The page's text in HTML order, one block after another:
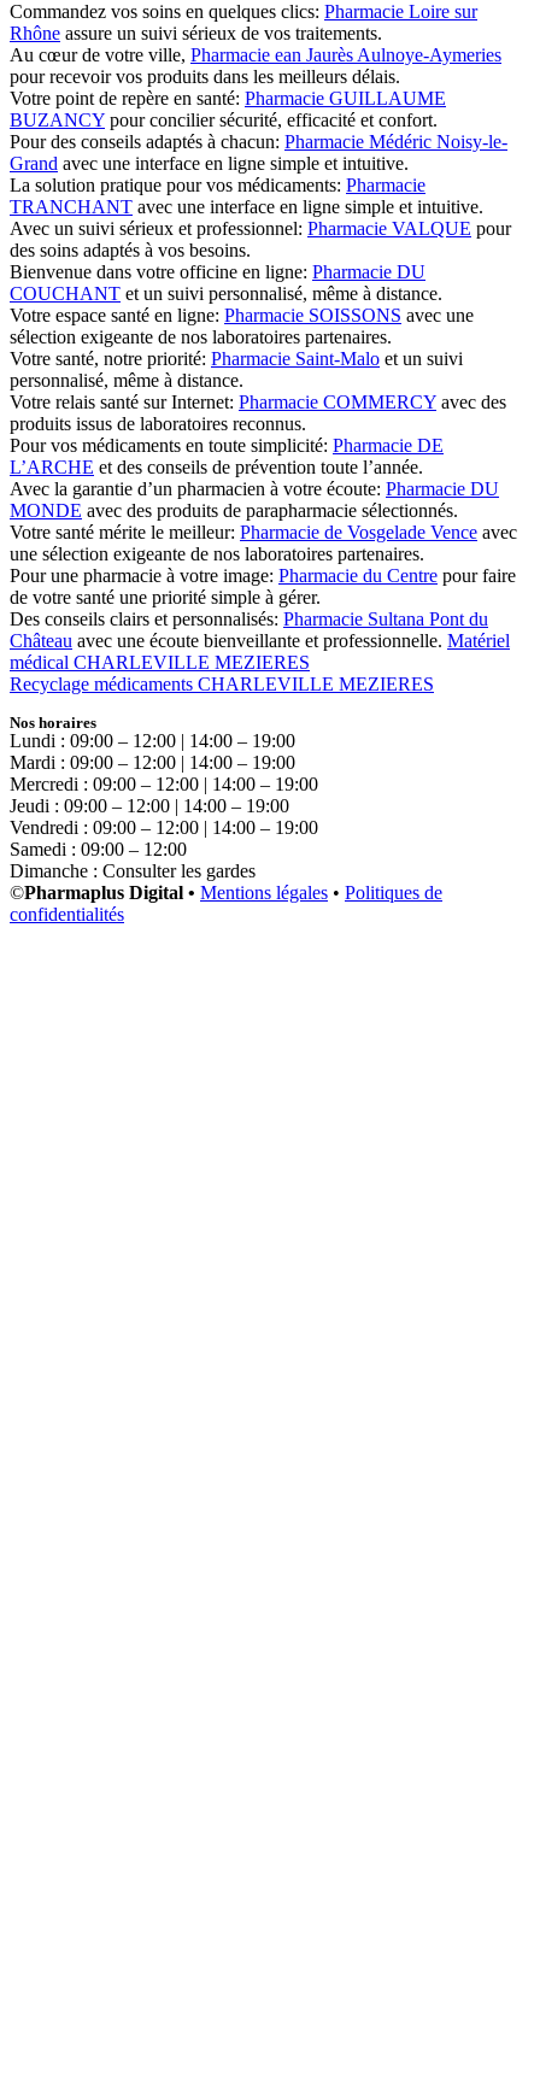
Commandez vos soins en quelques clics: Pharmacie Loire sur
Rhône assure un suivi sérieux de vos traitements.
Au cœur de votre ville, Pharmacie ean Jaurès Aulnoye-Aymeries
pour recevoir vos produits dans les meilleurs délais.
Votre point de repère en santé: Pharmacie GUILLAUME
BUZANCY pour concilier sécurité, efficacité et confort.
Pour des conseils adaptés à chacun: Pharmacie Médéric Noisy-le-
Grand avec une interface en ligne simple et intuitive.
La solution pratique pour vos médicaments: Pharmacie
TRANCHANT avec une interface en ligne simple et intuitive.
Avec un suivi sérieux et professionnel: Pharmacie VALQUE pour
des soins adaptés à vos besoins.
Bienvenue dans votre officine en ligne: Pharmacie DU
COUCHANT et un suivi personnalisé, même à distance.
Votre espace santé en ligne: Pharmacie SOISSONS avec une
sélection exigeante de nos laboratoires partenaires.
Votre santé, notre priorité: Pharmacie Saint-Malo et un suivi
personnalisé, même à distance.
Votre relais santé sur Internet: Pharmacie COMMERCY avec des
produits issus de laboratoires reconnus.
Pour vos médicaments en toute simplicité: Pharmacie DE
L’ARCHE et des conseils de prévention toute l’année.
Avec la garantie d’un pharmacien à votre écoute: Pharmacie DU
MONDE avec des produits de parapharmacie sélectionnés.
Votre santé mérite le meilleur: Pharmacie de Vosgelade Vence avec
une sélection exigeante de nos laboratoires partenaires.
Pour une pharmacie à votre image: Pharmacie du Centre pour faire
de votre santé une priorité simple à gérer.
Des conseils clairs et personnalisés: Pharmacie Sultana Pont du
Château avec une écoute bienveillante et professionnelle. Matériel
médical CHARLEVILLE MEZIERES
Recyclage médicaments CHARLEVILLE MEZIERES
Nos horaires
Lundi : 09:00 – 12:00 | 14:00 – 19:00
Mardi : 09:00 – 12:00 | 14:00 – 19:00
Mercredi : 09:00 – 12:00 | 14:00 – 19:00
Jeudi : 09:00 – 12:00 | 14:00 – 19:00
Vendredi : 09:00 – 12:00 | 14:00 – 19:00
Samedi : 09:00 – 12:00
Dimanche : Consulter les gardes
©Pharmaplus Digital • Mentions légales • Politiques de
confidentialités